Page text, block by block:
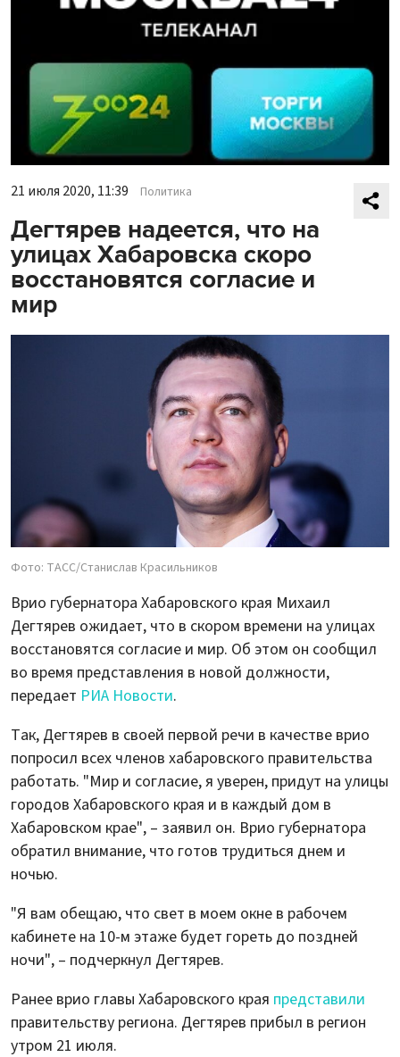
21 июля 2020, 11:39 Политика
Дегтярев надеется, что на
улицах Хабаровска скоро
восстановятся согласие и
мир
Фото: ТАСС/Станислав Красильников
Врио губернатора Хабаровского края Михаил
Дегтярев ожидает, что в скором времени на улицах
восстановятся согласие и мир. Об этом он сообщил
во время представления в новой должности,
передает РИА Новости.
Так, Дегтярев в своей первой речи в качестве врио
попросил всех членов хабаровского правительства
работать. "Мир и согласие, я уверен, придут на улицы
городов Хабаровского края и в каждый дом в
Хабаровском крае", – заявил он. Врио губернатора
обратил внимание, что готов трудиться днем и
ночью.
"Я вам обещаю, что свет в моем окне в рабочем
кабинете на 10-м этаже будет гореть до поздней
ночи", – подчеркнул Дегтярев.
Ранее врио главы Хабаровского края представили
правительству региона. Дегтярев прибыл в регион
утром 21 июля.